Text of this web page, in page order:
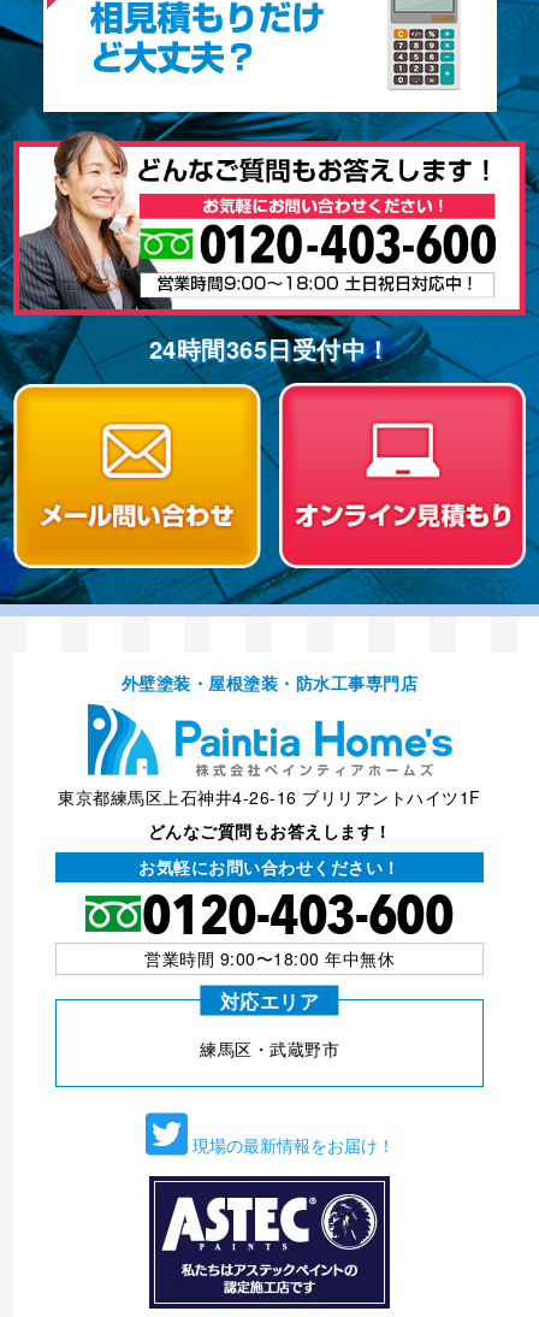
24時間365⽇受付中！
外壁塗装・屋根塗装・防⽔⼯事専⾨店
東京都練馬区上石神井4-26-16 ブリリアントハイツ1F
どんなご質問もお答えします！
お気軽にお問い合わせください！
営業時間 9:00〜18:00 年中無休
対応エリア
練⾺区・武蔵野市
現場の最新情報をお届け！